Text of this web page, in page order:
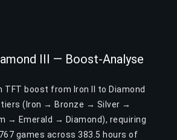
III — Boost-Analyse
TFT boost from Iron II to Diamond
tiers (Iron → Bronze → Silver →
→ Emerald → Diamond), requiring
games across 383.5 hours of